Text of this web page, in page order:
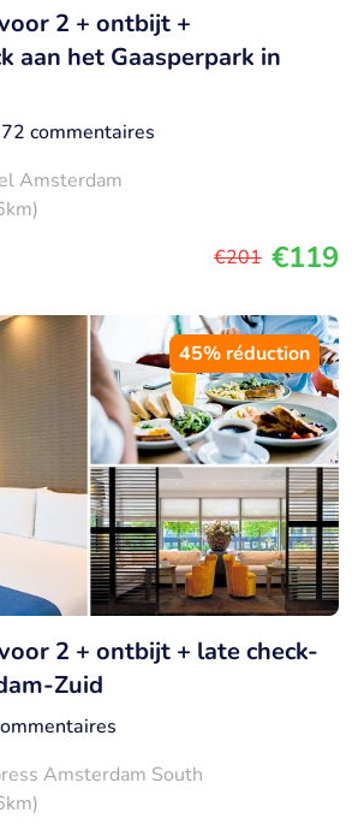
2 + ontbijt +
aan het Gaasperpark in
commentaires
Amsterdam
€201 €119
45% réduction
2 + ontbijt + late check-
Zuid
Amsterdam South